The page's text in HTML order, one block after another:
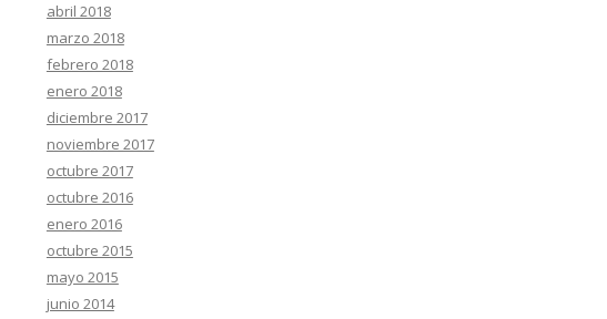
abril 2018
marzo 2018
febrero 2018
enero 2018
diciembre 2017
noviembre 2017
octubre 2017
octubre 2016
enero 2016
octubre 2015
mayo 2015
junio 2014